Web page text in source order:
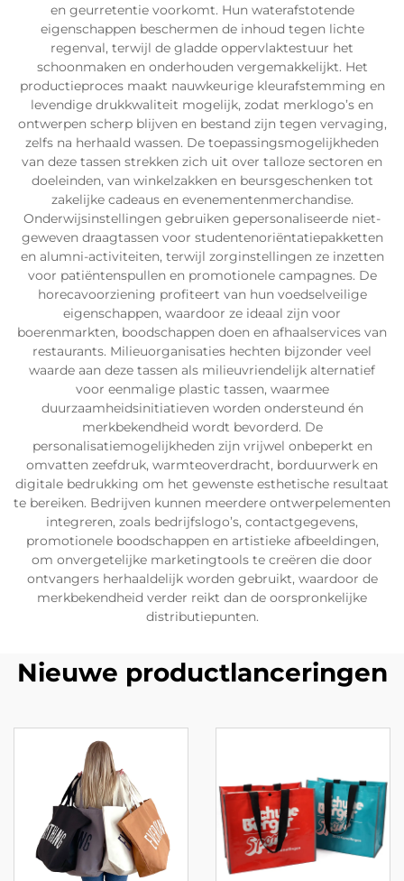
en geurretentie voorkomt. Hun waterafstotende
eigenschappen beschermen de inhoud tegen lichte
regenval, terwijl de gladde oppervlaktestuur het
schoonmaken en onderhouden vergemakkelijkt. Het
productieproces maakt nauwkeurige kleurafstemming en
levendige drukkwaliteit mogelijk, zodat merklogo’s en
ontwerpen scherp blijven en bestand zijn tegen vervaging,
zelfs na herhaald wassen. De toepassingsmogelijkheden
van deze tassen strekken zich uit over talloze sectoren en
doeleinden, van winkelzakken en beursgeschenken tot
zakelijke cadeaus en evenementenmerchandise.
Onderwijsinstellingen gebruiken gepersonaliseerde niet-
geweven draagtassen voor studentenoriëntatiepakketten
en alumni-activiteiten, terwijl zorginstellingen ze inzetten
voor patiëntenspullen en promotionele campagnes. De
horecavoorziening profiteert van hun voedselveilige
eigenschappen, waardoor ze ideaal zijn voor
boerenmarkten, boodschappen doen en afhaalservices van
restaurants. Milieuorganisaties hechten bijzonder veel
waarde aan deze tassen als milieuvriendelijk alternatief
voor eenmalige plastic tassen, waarmee
duurzaamheidsinitiatieven worden ondersteund én
merkbekendheid wordt bevorderd. De
personalisatiemogelijkheden zijn vrijwel onbeperkt en
omvatten zeefdruk, warmteoverdracht, borduurwerk en
digitale bedrukking om het gewenste esthetische resultaat
te bereiken. Bedrijven kunnen meerdere ontwerpelementen
integreren, zoals bedrijfslogo’s, contactgegevens,
promotionele boodschappen en artistieke afbeeldingen,
om onvergetelijke marketingtools te creëren die door
ontvangers herhaaldelijk worden gebruikt, waardoor de
merkbekendheid verder reikt dan de oorspronkelijke
distributiepunten.
Nieuwe productlanceringen